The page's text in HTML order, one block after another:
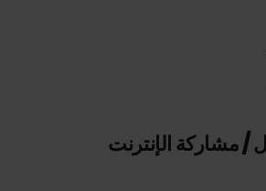
/ مشاركة الإنترنت